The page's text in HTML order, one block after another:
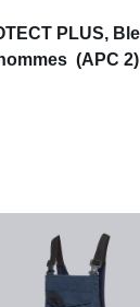
PLUS,
hommes (APC 2)